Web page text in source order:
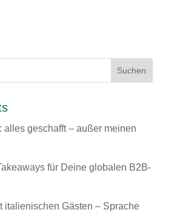
alles geschafft – außer meinen
für Deine globalen B2B-
italienischen Gästen – Sprache